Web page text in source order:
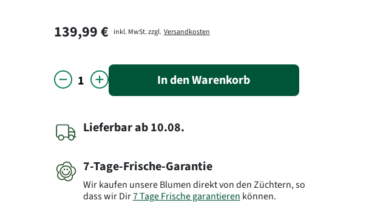
139,99 € inkl. MwSt. zzgl. Versandkosten
In den Warenkorb
Lieferbarab10.08.
7-Tage-Frische-Garantie
Wir kaufen unsere Blumen direkt von den Züchtern, so
dass wir Dir7 Tage Frische garantieren können.